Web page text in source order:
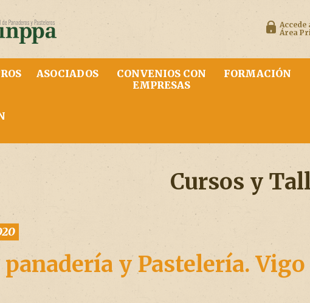
Accede
Área
ASOCIADOS
CONVENIOS CON
EMPRESAS
FORMACIÓN
Cursos y
panadería y Pastelería.